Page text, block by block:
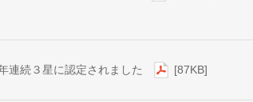
連続３星に認定されました [87KB]